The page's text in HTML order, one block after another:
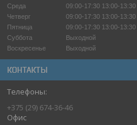
Среда
09:00-17:30 13:00-13:30
Четверг
09:00-17:30 13:00-13:30
Пятница
09:00-17:30 13:00-13:30
Суббота
Выходной
Воскресенье
Выходной
КОНТАКТЫ
+375 (29) 674-36-46
Офис